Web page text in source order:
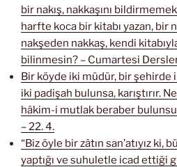
bir nakış, nakkaşını
harfte koca bir kitabı yazan, bir
nakşeden nakkaş, kendi
bilinmesin? – Cumartesi
Bir köyde iki müdür, bir
iki padişah bulunsa, karıştırır.
hâkim-i mutlak beraber
– 22. 4.
“Biz öyle bir zâtın san’atıyız ki,
yaptığı ve suhuletle icad ettiği